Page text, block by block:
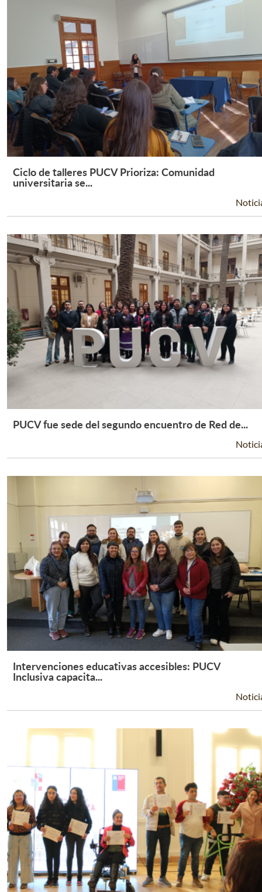
Leer Más +
Ciclo de talleres PUCV Prioriza: Comunidad
universitaria se...
Leer Más +
PUCV fue sede del segundo encuentro de Red de...
Leer Más +
Intervenciones educativas accesibles: PUCV
Inclusiva capacita...